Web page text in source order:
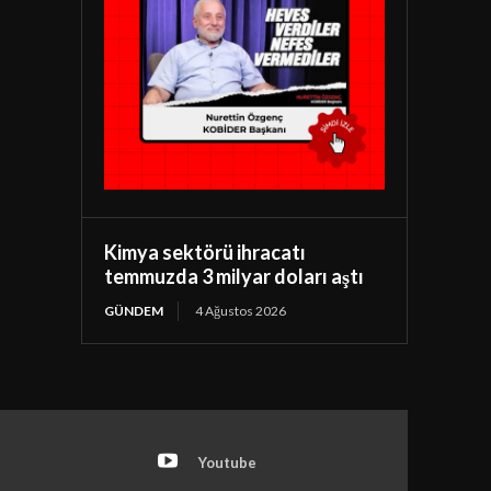
Kimya sektörü ihracatı
temmuzda 3 milyar doları aştı
GÜNDEM 4 Ağustos 2026
Youtube